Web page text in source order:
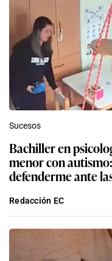
Sucesos
Bachiller en
menor con
defenderme ante
Redacción EC